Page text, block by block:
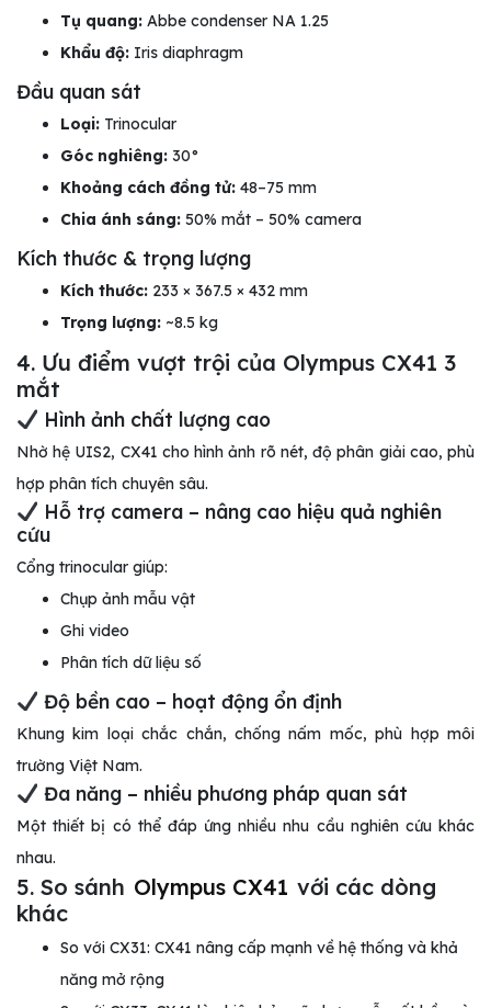
Tụ quang: Abbe condenser NA 1.25
Khẩu độ: Iris diaphragm
Đầu quan sát
Loại: Trinocular
Góc nghiêng: 30°
Khoảng cách đồng tử: 48–75 mm
Chia ánh sáng: 50% mắt – 50% camera
Kích thước & trọng lượng
Kích thước: 233 × 367.5 × 432 mm
Trọng lượng: ~8.5 kg
4. Ưu điểm vượt trội của Olympus CX41 3
mắt
Hình ảnh chất lượng cao
Nhờ hệ UIS2, CX41 cho hình ảnh rõ nét, độ phân giải cao, phù
hợp phân tích chuyên sâu.
Hỗ trợ camera – nâng cao hiệu quả nghiên
cứu
Cổng trinocular giúp:
Chụp ảnh mẫu vật
Ghi video
Phân tích dữ liệu số
Độ bền cao – hoạt động ổn định
Khung kim loại chắc chắn, chống nấm mốc, phù hợp môi
trường Việt Nam.
Đa năng – nhiều phương pháp quan sát
Một thiết bị có thể đáp ứng nhiều nhu cầu nghiên cứu khác
nhau.
5. So sánh Olympus CX41 với các dòng
khác
So với CX31: CX41 nâng cấp mạnh về hệ thống và khả
năng mở rộng